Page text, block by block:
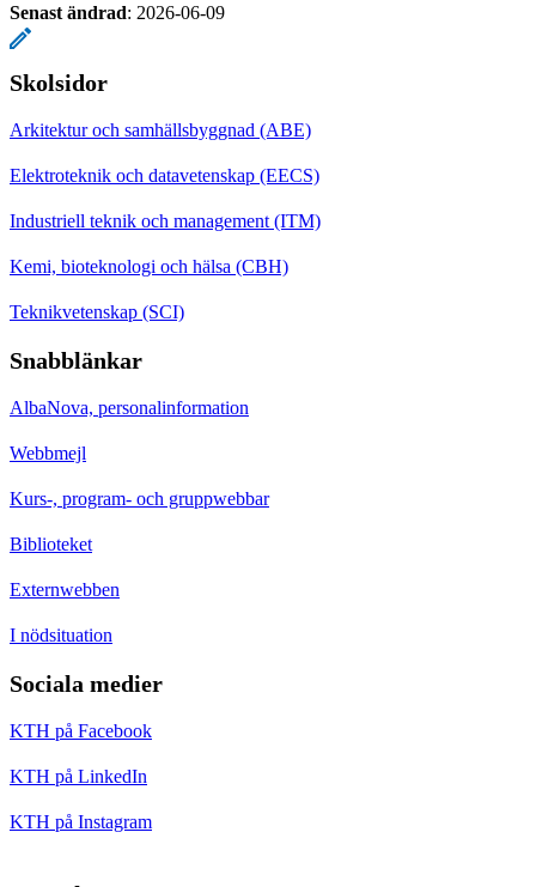
Senast ändrad: 2026-06-09
Skolsidor
Arkitektur och samhällsbyggnad (ABE)
Elektroteknik och datavetenskap (EECS)
Industriell teknik och management (ITM)
Kemi, bioteknologi och hälsa (CBH)
Teknikvetenskap (SCI)
Snabblänkar
AlbaNova, personalinformation
Webbmejl
Kurs-, program- och gruppwebbar
Biblioteket
Externwebben
I nödsituation
Sociala medier
KTH på Facebook
KTH på LinkedIn
KTH på Instagram